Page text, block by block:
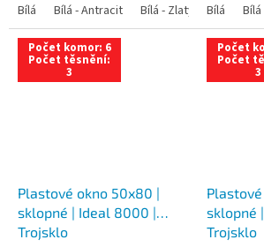
Bílá Bílá - Antracit Bílá - Zlatý dub Bílá
Bílá
Počet komor: 6
Počet těsnění:
3
Plastové okno 50x80 |
sklopné | Ideal 8000 |
Trojsklo
Počet
Počet
3
sklopné
Trojsklo